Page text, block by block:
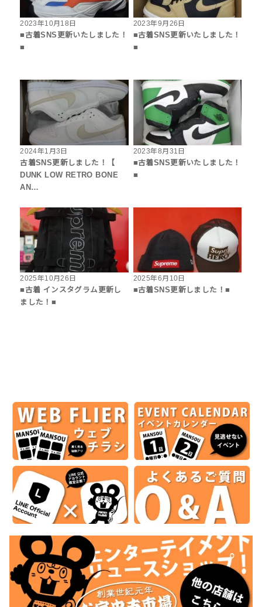
2023年10月18日
■古着SNS更新いたしました！
■
2023年9月26日
■古着SNS更新いたしました！
■
2024年1月3日
古着SNS更新しました！【
DUNK LOW RETRO BONE
AN…
2023年8月31日
■古着SNS更新いたしました！
■
2025年10月26日
■古着 インスタグラム更新し
ました！■
2025年6月10日
■古着SNS更新しました！■